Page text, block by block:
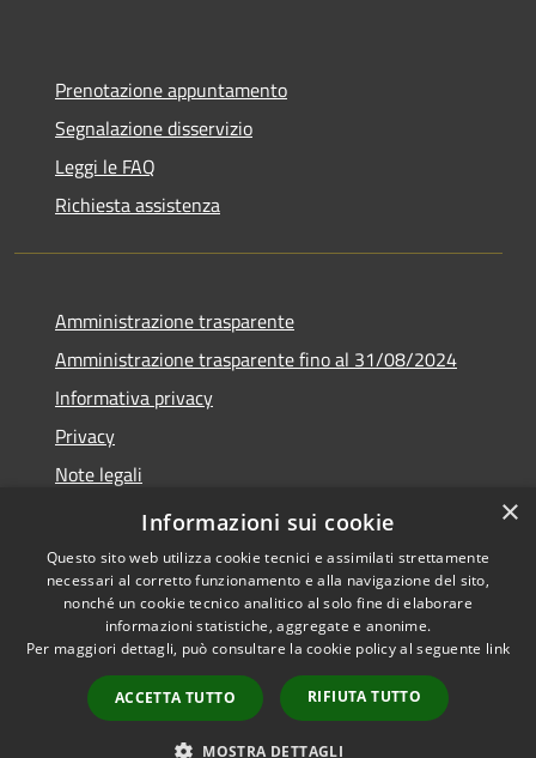
Prenotazione appuntamento
Segnalazione disservizio
Leggi le FAQ
Richiesta assistenza
Amministrazione trasparente
Amministrazione trasparente fino al 31/08/2024
Informativa privacy
Privacy
Note legali
Dichiarazione di accessibilità
Accessibilità
Copyright © 2026 • Comune di
Orvieto • Powered by
Municipium•
Accesso
redazione
×
Informazioni sui cookie
Questo sito web utilizza cookie tecnici e assimilati strettamente
necessari al corretto funzionamento e alla navigazione del sito,
nonché un cookie tecnico analitico al solo fine di elaborare
informazioni statistiche, aggregate e anonime.
Per maggiori dettagli, può consultare la cookie policy al seguente link
ACCETTA TUTTO RIFIUTA TUTTO
MOSTRA DETTAGLI